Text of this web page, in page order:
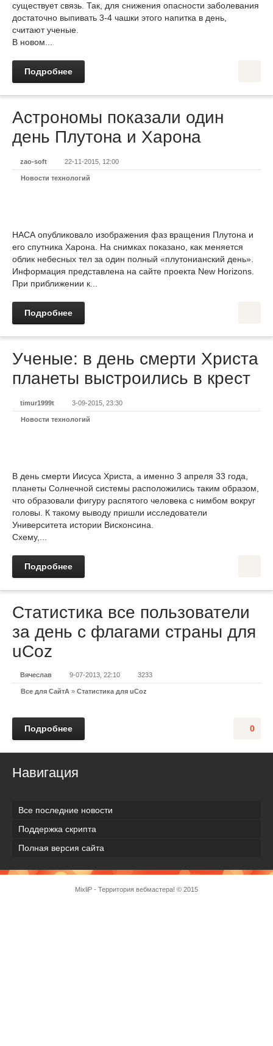
существует связь. Так, для снижения опасности заболевания
достаточно выпивать 3-4 чашки этого напитка в день,
считают ученые.
В новом...
Подробнее
Астрономы показали один
день Плутона и Харона
zao-soft 22-11-2015, 12:00
Новости технологий
НАСА опубликовало изображения фаз вращения Плутона и
его спутника Харона. На снимках показано, как меняется
облик небесных тел за один полный «плутонианский день».
Информация представлена на сайте проекта New Horizons.
При приближении к...
Подробнее
Ученые: в день смерти Христа
планеты выстроились в крест
timur1999t 3-09-2015, 23:30
Новости технологий
В день смерти Иисуса Христа, а именно 3 апреля 33 года,
планеты Солнечной системы расположились таким образом,
что образовали фигуру распятого человека с нимбом вокруг
головы. К такому выводу пришли исследователи
Университета истории Висконсина.
Схему,...
Подробнее
Статистика все пользователи
за день с флагами страны для
uCoz
Вячеслав 9-07-2013, 22:10 3233
Все для СайтА » Статистика для uCoz
0
Подробнее
Навигация
Все последние новости
Поддержка скрипта
Полная версия сайта
MixliP - Территория вебмастера! © 2015